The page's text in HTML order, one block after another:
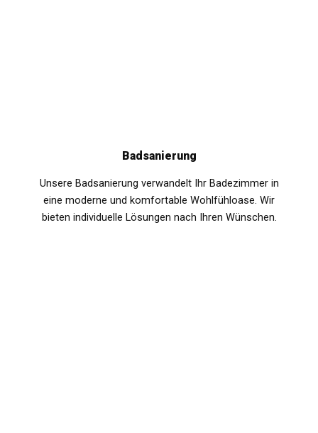
Badsanierung
Unsere Badsanierung verwandelt Ihr Badezimmer in
eine moderne und komfortable Wohlfühloase. Wir
bieten individuelle Lösungen nach Ihren Wünschen.